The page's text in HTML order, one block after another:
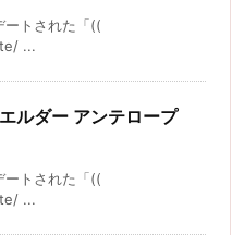
ートされた「((
...
ルダー アンテロープ
ートされた「((
...